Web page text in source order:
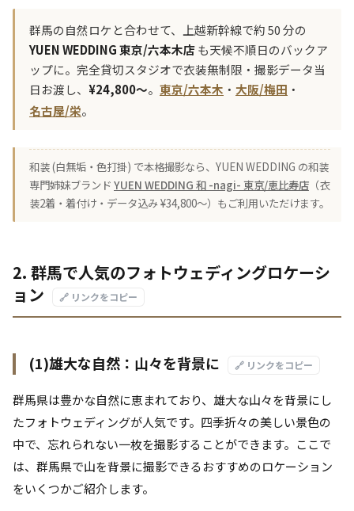
群馬の自然ロケと合わせて、上越新幹線で約 50 分の
YUEN WEDDING 東京/六本木店も天候不順日のバックア
ップに。完全貸切スタジオで衣装無制限・撮影データ当
日お渡し、 ¥24,800〜。 東京/六本木 ・ 大阪/梅田 ・
名古屋/栄。
和装 (白無垢・色打掛) で本格撮影なら、YUEN WEDDING の和装
専門姉妹ブランド YUEN WEDDING 和 -nagi- 東京/恵比寿店 （衣
装2着・着付け・データ込み ¥34,800〜）もご利用いただけます。
2. 群馬で人気のフォトウェディングロケーシ
ョン
🔗 リンクをコピー
(1)雄大な自然：山々を背景に 🔗 リンクをコピー
群馬県は豊かな自然に恵まれており、雄大な山々を背景にし
たフォトウェディングが人気です。四季折々の美しい景色の
中で、忘れられない一枚を撮影することができます。ここで
は、群馬県で山を背景に撮影できるおすすめのロケーション
をいくつかご紹介します。